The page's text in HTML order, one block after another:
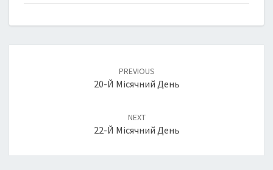
PREVIOUS
20-Й Місячний День
NEXT
22-Й Місячний День